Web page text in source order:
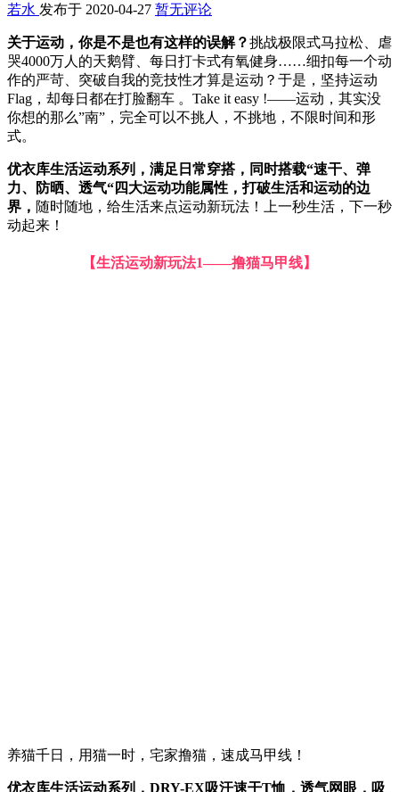
若水 发布于 2020-04-27 暂无评论
关于运动，你是不是也有这样的误解？挑战极限式马拉松、虐
哭4000万人的天鹅臂、每日打卡式有氧健身……细扣每一个动
作的严苛、突破自我的竞技性才算是运动？于是，坚持运动
Flag，却每日都在打脸翻车 。Take it easy !——运动，其实没
你想的那么”南”，完全可以不挑人，不挑地，不限时间和形
式。
优衣库生活运动系列，满足日常穿搭，同时搭载“速干、弹
力、防晒、透气“四大运动功能属性，打破生活和运动的边
界， 随时随地，给生活来点运动新玩法！上一秒生活，下一秒
动起来！
【生活运动新玩法1——撸猫马甲线】
养猫千日，用猫一时，宅家撸猫，速成马甲线！
优衣库生活运动系列，DRY-EX吸汗速干T恤，透气网眼，吸